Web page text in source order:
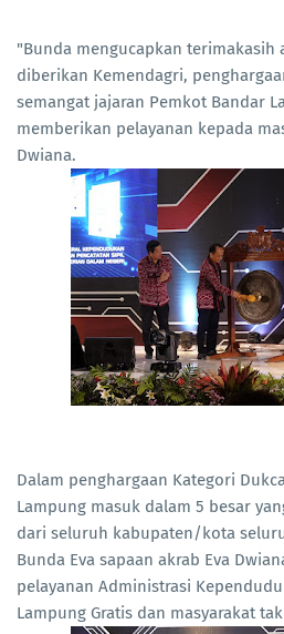
"Bunda mengucapkan terimakasih
diberikan Kemendagri,
semangat jajaran Pemkot Bandar
memberikan pelayanan kepada
Dwiana.
Dalam penghargaan Kategori
Lampung masuk dalam 5 besar
dari seluruh kabupaten/kota
Bunda Eva sapaan akrab Eva
pelayanan Administrasi
Lampung Gratis dan masyarakat